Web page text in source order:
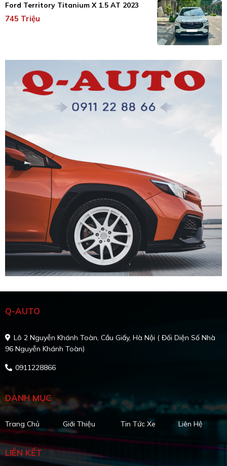
Ford Territory Titanium X 1.5 AT 2023
745 Triệu
Q-AUTO
Lô 2 Nguyễn Khánh Toàn, Cầu Giấy, Hà Nội ( Đối Diện Số Nhà
96 Nguyễn Khánh Toàn)
0911228866
DANH MỤC
Trang Chủ Giới Thiệu Tin Tức Xe Liên Hệ
LIÊN KẾT